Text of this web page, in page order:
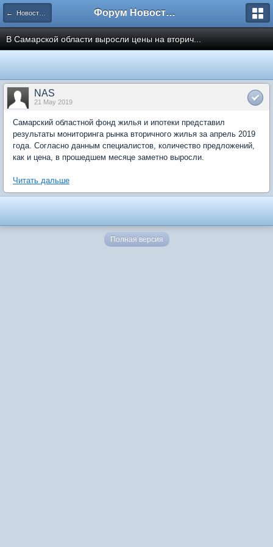
← Новости рынка недвижимости Форум Новостройки
В Самарской области выросли цены на вторич...
NAS
21 May 2019
Самарский областной фонд жилья и ипотеки представил
результаты мониторинга рынка вторичного жилья за апрель 2019
года. Согласно данным специалистов, количество предложений,
как и цена, в прошедшем месяце заметно выросли.
Читать дальше
Полная версия